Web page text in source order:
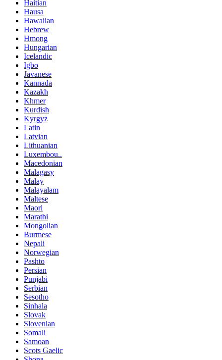
Haitian
Hausa
Hawaiian
Hebrew
Hmong
Hungarian
Icelandic
Igbo
Javanese
Kannada
Kazakh
Khmer
Kurdish
Kyrgyz
Latin
Latvian
Lithuanian
Luxembou..
Macedonian
Malagasy
Malay
Malayalam
Maltese
Maori
Marathi
Mongolian
Burmese
Nepali
Norwegian
Pashto
Persian
Punjabi
Serbian
Sesotho
Sinhala
Slovak
Slovenian
Somali
Samoan
Scots Gaelic